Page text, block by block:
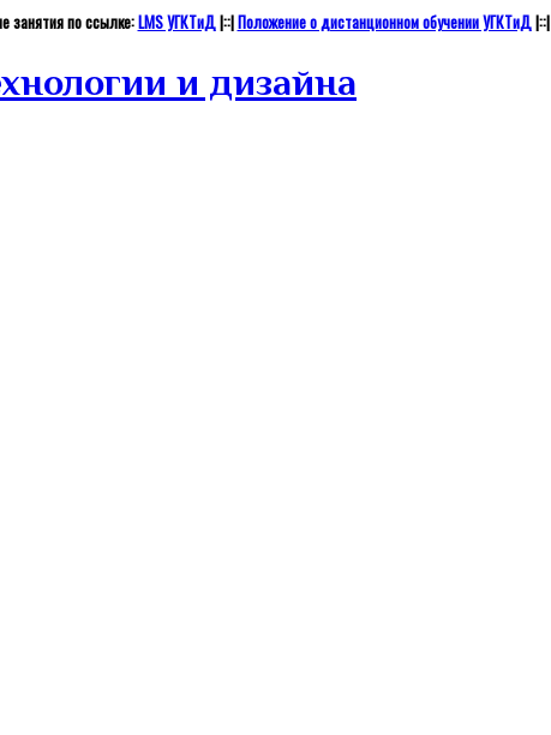
занятия по ссылке:LMS УГКТиД|::|Положение о дистанционном обучении УГКТиД|::|
и дизайна